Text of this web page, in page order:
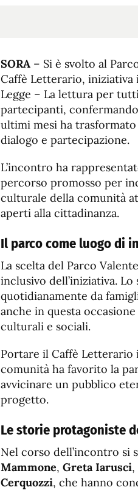
SORA – Si è svolto al
Caffè Letterario, iniziativa
Legge – La lettura per
partecipanti,
ultimi mesi ha
dialogo e partecipazione.
L’incontro ha
percorso promosso per
culturale della comunità
aperti alla cittadinanza.
Il parco come luogo di
La scelta del Parco
inclusivo dell’iniziativa.
quotidianamente da
anche in questa
culturali e sociali.
Portare il Caffè Letterario
comunità ha favorito la
avvicinare un pubblico
progetto.
Le storie protagoniste
Nel corso dell’incontro
Mammone, Greta Iarusci,
Cerquozzi, che hanno